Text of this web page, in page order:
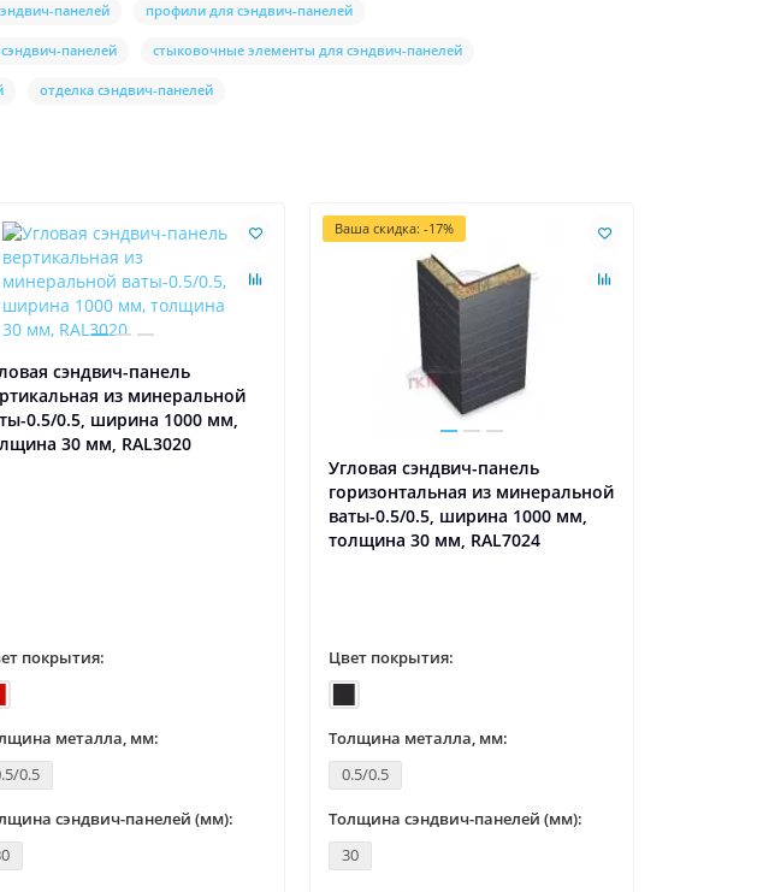
панелей профили для сэндвич-панелей
панелей стыковочные элементы для сэндвич-панелей
отделка сэндвич-панелей
сэндвич-панель
из минеральной
0.5/0.5, ширина 1000 мм,
30 мм, RAL3020
покрытия:
металла, мм:
0.5
сэндвич-панелей (мм):
Ваша скидка: -17%
Угловая сэндвич-панель
горизонтальная из минеральной
ваты-0.5/0.5, ширина 1000 мм,
толщина 30 мм, RAL7024
Цвет покрытия:
Толщина металла, мм:
0.5/0.5
Толщина сэндвич-панелей (мм):
30